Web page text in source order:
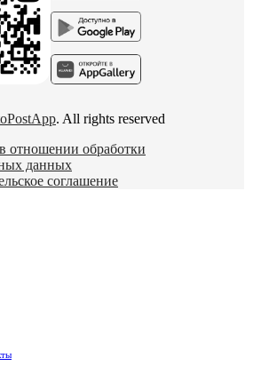
. All rights reserved
отношении обработки
данных
соглашение